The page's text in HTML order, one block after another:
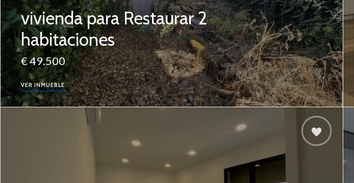
vivienda para Restaurar 2
habitaciones
€ 49.500
VER INMUEBLE